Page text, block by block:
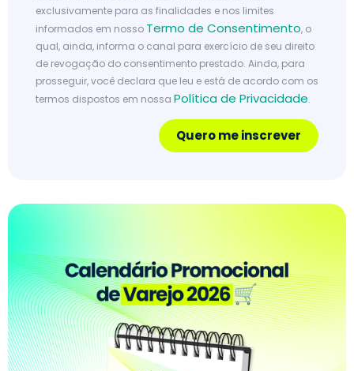
exclusivamente para as finalidades e nos limites
informados em nosso Termo de Consentimento, o
qual, ainda, informa o canal para exercício de seu direito
de revogação do consentimento prestado. Ainda, para
prosseguir, você declara que leu e está de acordo com os
termos dispostos em nossa Política de Privacidade.
Quero me inscrever